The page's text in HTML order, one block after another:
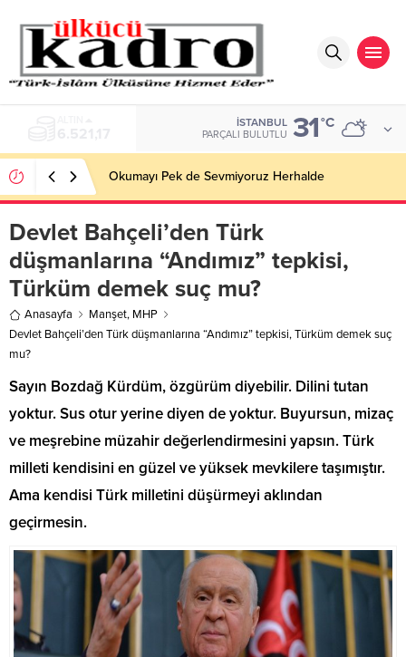
İSTANBUL
PARÇALI BULUTLU 31°C
Okumayı Pek de Sevmiyoruz Herhalde
Devlet Bahçeli’den Türk
düşmanlarına “Andımız” tepkisi,
Türküm demek suç mu?
Anasayfa Manşet, MHP
Devlet Bahçeli’den Türk düşmanlarına “Andımız” tepkisi, Türküm demek suç
mu?
Sayın Bozdağ Kürdüm, özgürüm diyebilir. Dilini tutan
yoktur. Sus otur yerine diyen de yoktur. Buyursun, mizaç
ve meşrebine müzahir değerlendirmesini yapsın. Türk
milleti kendisini en güzel ve yüksek mevkilere taşımıştır.
Ama kendisi Türk milletini düşürmeyi aklından
geçirmesin.